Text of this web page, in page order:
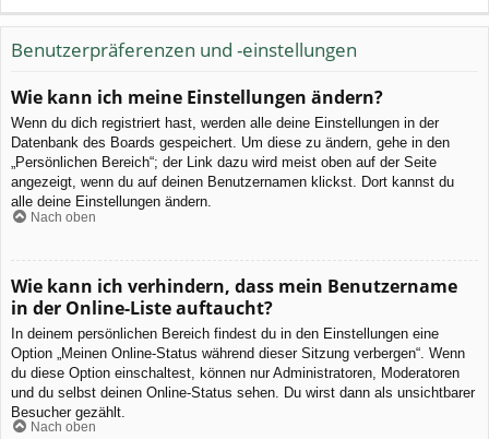
Benutzerpräferenzen und -einstellungen
Wie kann ich meine Einstellungen ändern?
Wenn du dich registriert hast, werden alle deine Einstellungen in der
Datenbank des Boards gespeichert. Um diese zu ändern, gehe in den
„Persönlichen Bereich“; der Link dazu wird meist oben auf der Seite
angezeigt, wenn du auf deinen Benutzernamen klickst. Dort kannst du
alle deine Einstellungen ändern.
Nach oben
Wie kann ich verhindern, dass mein Benutzername
in der Online-Liste auftaucht?
In deinem persönlichen Bereich findest du in den Einstellungen eine
Option „Meinen Online-Status während dieser Sitzung verbergen“. Wenn
du diese Option einschaltest, können nur Administratoren, Moderatoren
und du selbst deinen Online-Status sehen. Du wirst dann als unsichtbarer
Besucher gezählt.
Nach oben